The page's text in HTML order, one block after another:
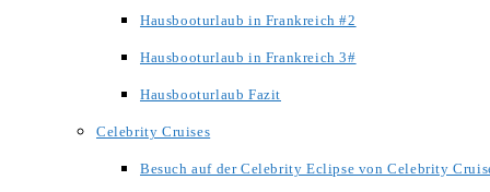
Hausbooturlaub in Frankreich #2
Hausbooturlaub in Frankreich 3#
Hausbooturlaub Fazit
Celebrity Cruises
Besuch auf der Celebrity Eclipse von Celebrity